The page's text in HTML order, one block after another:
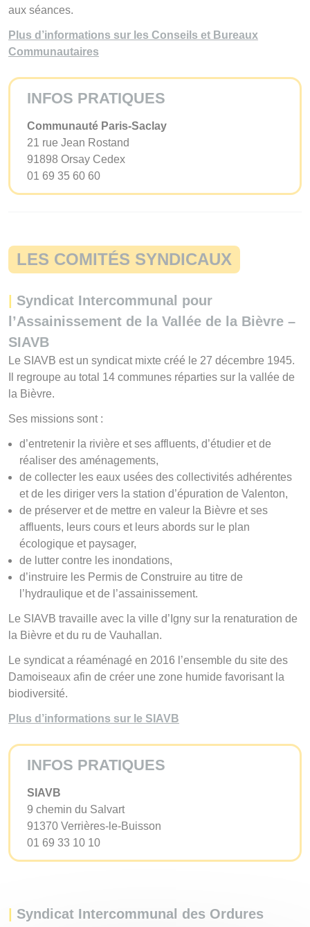
aux séances.
Plus d’informations sur les Conseils et Bureaux
Communautaires
INFOS PRATIQUES
Communauté Paris-Saclay
21 rue Jean Rostand
91898 Orsay Cedex
01 69 35 60 60
LES COMITÉS SYNDICAUX
Syndicat Intercommunal pour
l’Assainissement de la Vallée de la Bièvre –
SIAVB
Le SIAVB est un syndicat mixte créé le 27 décembre 1945.
Il regroupe au total 14 communes réparties sur la vallée de
la Bièvre.
Ses missions sont :
d’entretenir la rivière et ses affluents, d’étudier et de
réaliser des aménagements,
de collecter les eaux usées des collectivités adhérentes
et de les diriger vers la station d’épuration de Valenton,
de préserver et de mettre en valeur la Bièvre et ses
affluents, leurs cours et leurs abords sur le plan
écologique et paysager,
de lutter contre les inondations,
d’instruire les Permis de Construire au titre de
l’hydraulique et de l’assainissement.
Le SIAVB travaille avec la ville d’Igny sur la renaturation de
la Bièvre et du ru de Vauhallan.
Le syndicat a réaménagé en 2016 l’ensemble du site des
Damoiseaux afin de créer une zone humide favorisant la
biodiversité.
Plus d’informations sur le SIAVB
INFOS PRATIQUES
SIAVB
9 chemin du Salvart
91370 Verrières-le-Buisson
01 69 33 10 10
Syndicat Intercommunal des Ordures